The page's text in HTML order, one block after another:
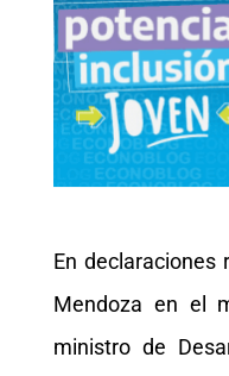
En declaraciones
Mendoza en el
ministro de